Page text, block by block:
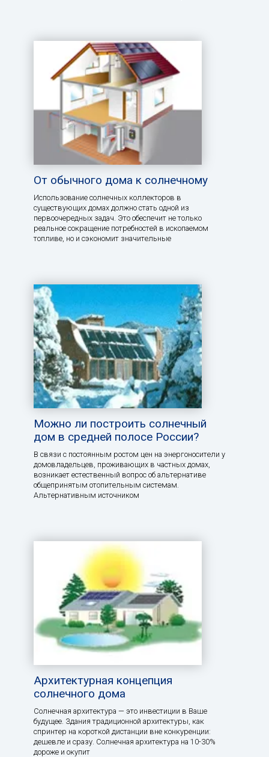
От обычного дома к солнечному
Использование солнечных коллекторов в
существующих домах должно стать одной из
первоочередных задач. Это обеспечит не только
реальное сокращение потребностей в ископаемом
топливе, но и сэкономит значительные
Можно ли построить солнечный
дом в средней полосе России?
В связи с постоянным ростом цен на энергоносители у
домовладельцев, проживающих в частных домах,
возникает естественный вопрос об альтернативе
общепринятым отопительным системам.
Альтернативным источником
Архитектурная концепция
солнечного дома
Солнечная архитектура — это инвестиции в Ваше
будущее. Здания традиционной архитектуры, как
спринтер на короткой дистанции вне конкуренции:
дешевле и сразу. Солнечная архитектура на 10-30%
дороже и окупит